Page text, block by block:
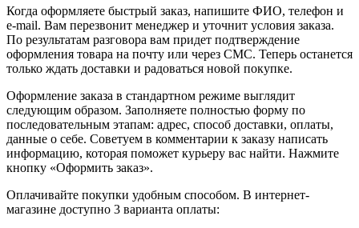
Когда оформляете быстрый заказ, напишите ФИО, телефон и
e-mail. Вам перезвонит менеджер и уточнит условия заказа.
По результатам разговора вам придет подтверждение
оформления товара на почту или через СМС. Теперь останется
только ждать доставки и радоваться новой покупке.
Оформление заказа в стандартном режиме выглядит
следующим образом. Заполняете полностью форму по
последовательным этапам: адрес, способ доставки, оплаты,
данные о себе. Советуем в комментарии к заказу написать
информацию, которая поможет курьеру вас найти. Нажмите
кнопку «Оформить заказ».
Оплачивайте покупки удобным способом. В интернет-
магазине доступно 3 варианта оплаты: